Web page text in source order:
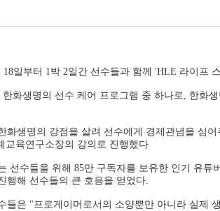
일부터 1박 2일간 선수들과 함께 'HLE 라이프
화생명의 선수 케어 프로그램 중 하나로, 한화
화생명의 강점을 살려 선수에게 경제관념을 심
교육연구소장의 강의로 진행했다
선수들을 위해 85만 구독자를 보유한 인기 유
행해 선수들의 큰 호응을 얻었다.
들은 "프로게이머로서의 소양뿐만 아니라 실제